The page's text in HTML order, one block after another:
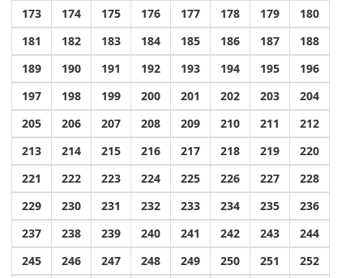
173 174 175 176 177 178 179
180
181
182 183 184 185 186 187
188
189
190 191 192 193 194 195
196
197
198 199 200 201 202 203
204
205
206 207 208 209 210 211
212
213
214 215 216 217 218 219
220
221
222 223 224 225 226 227
228
229
230 231 232 233 234 235
236
237
238 239 240 241 242 243
244
245
246 247 248 249 250 251
252